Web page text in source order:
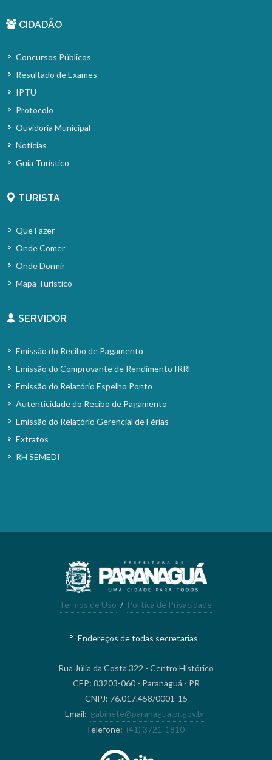
CIDADÃO
Concursos Públicos
Resultado de Exames
IPTU
Protocolo
Ouvidoria Municipal
Notícias
Guia Turístico
TURISTA
Que Fazer
Onde Comer
Onde Dormir
Mapa Turístico
SERVIDOR
Emissão do Recibo de Pagamento
Emissão do Comprovante de Rendimento IRRF
Emissão do Relatório Espelho Ponto
Autenticidade do Recibo de Pagamento
Emissão do Relatório Gerencial de Férias
Extratos
RH SEMEDI
Termos de Uso / Política de Privacidade
Endereços de todas secretarias
Rua Júlia da Costa 322 - Centro Histórico
CEP: 83203-060 - Paranaguá - PR
CNPJ: 76.017.458/0001-15
Email: gabinete@paranagua.pr.gov.br
Telefone: (41) 3721-1810